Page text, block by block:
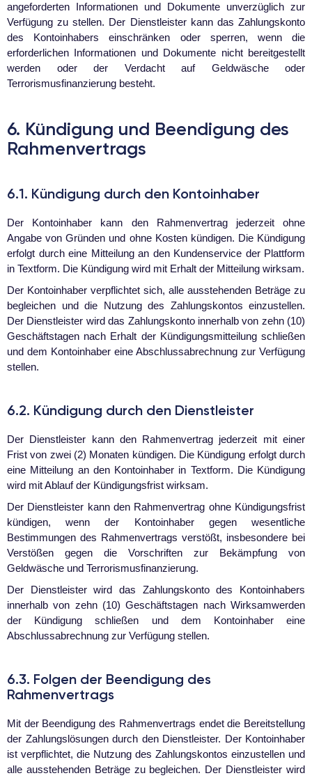
angeforderten Informationen und Dokumente unverzüglich zur
Verfügung zu stellen. Der Dienstleister kann das Zahlungskonto
des Kontoinhabers einschränken oder sperren, wenn die
erforderlichen Informationen und Dokumente nicht bereitgestellt
werden oder der Verdacht auf Geldwäsche oder
Terrorismusfinanzierung besteht.
6. Kündigung und Beendigung des
Rahmenvertrags
6.1. Kündigung durch den Kontoinhaber
Der Kontoinhaber kann den Rahmenvertrag jederzeit ohne
Angabe von Gründen und ohne Kosten kündigen. Die Kündigung
erfolgt durch eine Mitteilung an den Kundenservice der Plattform
in Textform. Die Kündigung wird mit Erhalt der Mitteilung wirksam.
Der Kontoinhaber verpflichtet sich, alle ausstehenden Beträge zu
begleichen und die Nutzung des Zahlungskontos einzustellen.
Der Dienstleister wird das Zahlungskonto innerhalb von zehn (10)
Geschäftstagen nach Erhalt der Kündigungsmitteilung schließen
und dem Kontoinhaber eine Abschlussabrechnung zur Verfügung
stellen.
6.2. Kündigung durch den Dienstleister
Der Dienstleister kann den Rahmenvertrag jederzeit mit einer
Frist von zwei (2) Monaten kündigen. Die Kündigung erfolgt durch
eine Mitteilung an den Kontoinhaber in Textform. Die Kündigung
wird mit Ablauf der Kündigungsfrist wirksam.
Der Dienstleister kann den Rahmenvertrag ohne Kündigungsfrist
kündigen, wenn der Kontoinhaber gegen wesentliche
Bestimmungen des Rahmenvertrags verstößt, insbesondere bei
Verstößen gegen die Vorschriften zur Bekämpfung von
Geldwäsche und Terrorismusfinanzierung.
Der Dienstleister wird das Zahlungskonto des Kontoinhabers
innerhalb von zehn (10) Geschäftstagen nach Wirksamwerden
der Kündigung schließen und dem Kontoinhaber eine
Abschlussabrechnung zur Verfügung stellen.
6.3. Folgen der Beendigung des
Rahmenvertrags
Mit der Beendigung des Rahmenvertrags endet die Bereitstellung
der Zahlungslösungen durch den Dienstleister. Der Kontoinhaber
ist verpflichtet, die Nutzung des Zahlungskontos einzustellen und
alle ausstehenden Beträge zu begleichen. Der Dienstleister wird